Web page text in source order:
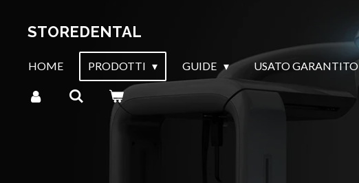
principale
STOREDENTAL
HOME PRODOTTI GUIDE USATO GARANTITO